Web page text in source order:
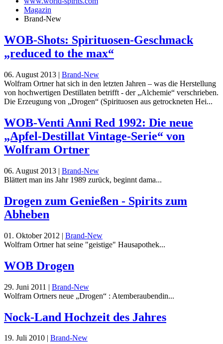
Magazin
Brand-New
WOB-Shots: Spirituosen-Geschmack
„reduced to the max“
06. August 2013 | Brand-New
Wolfram Ortner hat sich in den letzten Jahren – was die Herstellung
von hochwertigen Destillaten betrifft - der „Alchemie“ verschrieben.
Die Erzeugung von „Drogen“ (Spirituosen aus getrockneten Hei...
WOB-Venti Anni Red 1992: Die neue
„Apfel-Destillat Vintage-Serie“ von
Wolfram Ortner
06. August 2013 | Brand-New
Blättert man ins Jahr 1989 zurück, beginnt dama...
Drogen zum Genießen - Spirits zum
Abheben
01. Oktober 2012 | Brand-New
Wolfram Ortner hat seine "geistige" Hausapothek...
WOB Drogen
29. Juni 2011 | Brand-New
Wolfram Ortners neue „Drogen“ : Atemberaubendin...
Nock-Land Hochzeit des Jahres
19. Juli 2010 | Brand-New